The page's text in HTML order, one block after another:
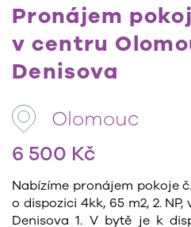
Pronájem
v centru
Denisova
Olomouc
6 500 Kč
Nabízíme pronájem pokoje
o dispozici 4kk, 65 m2, 2.
Denisova 1. V bytě je k